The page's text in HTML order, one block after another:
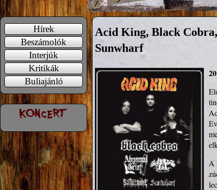
Hírek
Beszámolók
Interjúk
Kritikák
Buliajánló
Acid King, Black
Sunwharf
A